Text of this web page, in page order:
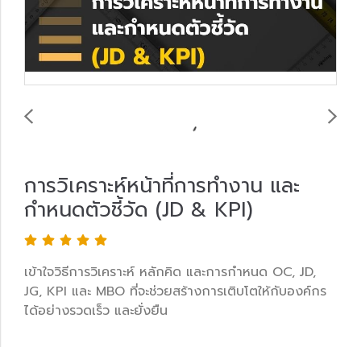
การวิเคราะห์หน้าที่การทำงาน และ
กำหนดตัวชี้วัด (JD & KPI)
เข้าใจวิธีการวิเคราะห์ หลักคิด และการกำหนด OC, JD,
JG, KPI และ MBO ที่จะช่วยสร้างการเติบโตให้กับองค์กร
ได้อย่างรวดเร็ว และยั่งยืน